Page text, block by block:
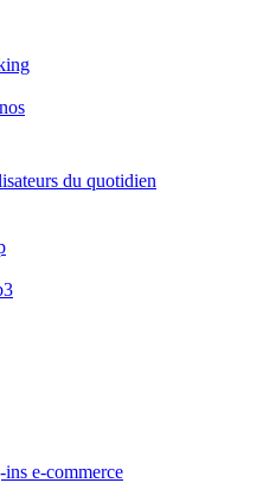
du quotidien
ins e-commerce